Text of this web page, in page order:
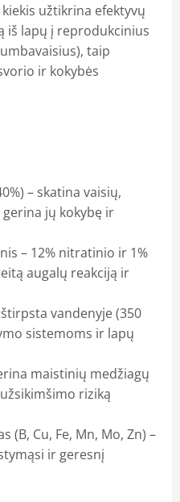
užtikrina efektyvų
iš lapų į reprodukcinius
taip
ir kokybės
– skatina vaisių,
jų kokybę ir
– 12% nitratinio ir 1%
augalų reakciją ir
vandenyje (350
sistemoms ir lapų
maistinių medžiagų
riziką
(B, Cu, Fe, Mn, Mo, Zn) –
ir geresnį